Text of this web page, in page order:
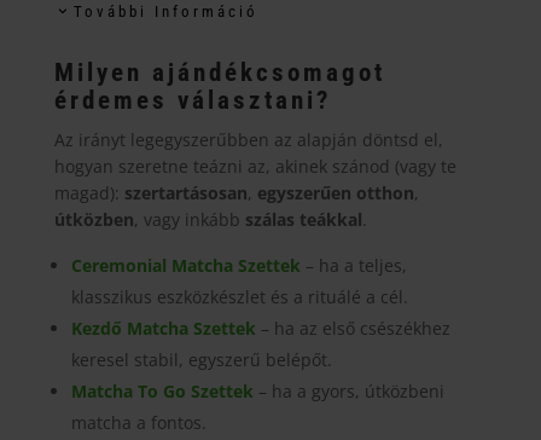
több
van.
változatok
termékoldalon
ki
További Információ
Milyen ajándékcsomagot
érdemes választani?
Az irányt legegyszerűbben az alapján döntsd el,
hogyan szeretne teázni az, akinek szánod (vagy te
magad): szertartásosan, egyszerűen otthon,
útközben, vagy inkább szálas teákkal
Ceremonial Matcha Szettek – ha a teljes,
klasszikus eszközkészlet és a rituálé a cél.
Kezdő Matcha Szettek – ha az első csészékhez
keresel stabil, egyszerű belépőt.
Matcha To Go Szettek – ha a gyors, útközbeni
matcha a fontos.